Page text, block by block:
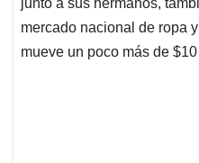
junto a sus hermanos,
mercado nacional de ropa
mueve un poco más de